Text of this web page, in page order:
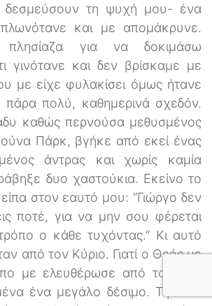
δεσμεύσουν τη ψυχή μου- ένα
και με απομάκρυνε.
για να δοκιμάσω
γινότανε και δεν βρίσκαμε με
με είχε φυλακίσει όμως ήτανε
πάρα πολύ, καθημερινά σχεδόν.
καθώς περνούσα μεθυσμένος
Πάρκ, βγήκε από εκεί ένας
άντρας και χωρίς καμία
δυο χαστούκια. Εκείνο το
στον εαυτό μου: “Γιώργο δεν
ποτέ, για να μην σου φέρεται
ο κάθε τυχόντας.” Κι αυτό
από τον Κύριο. Γιατί ο Θεός με
με ελευθέρωσε από το ποτό
ένα μεγάλο δέσιμο. Την ίδια